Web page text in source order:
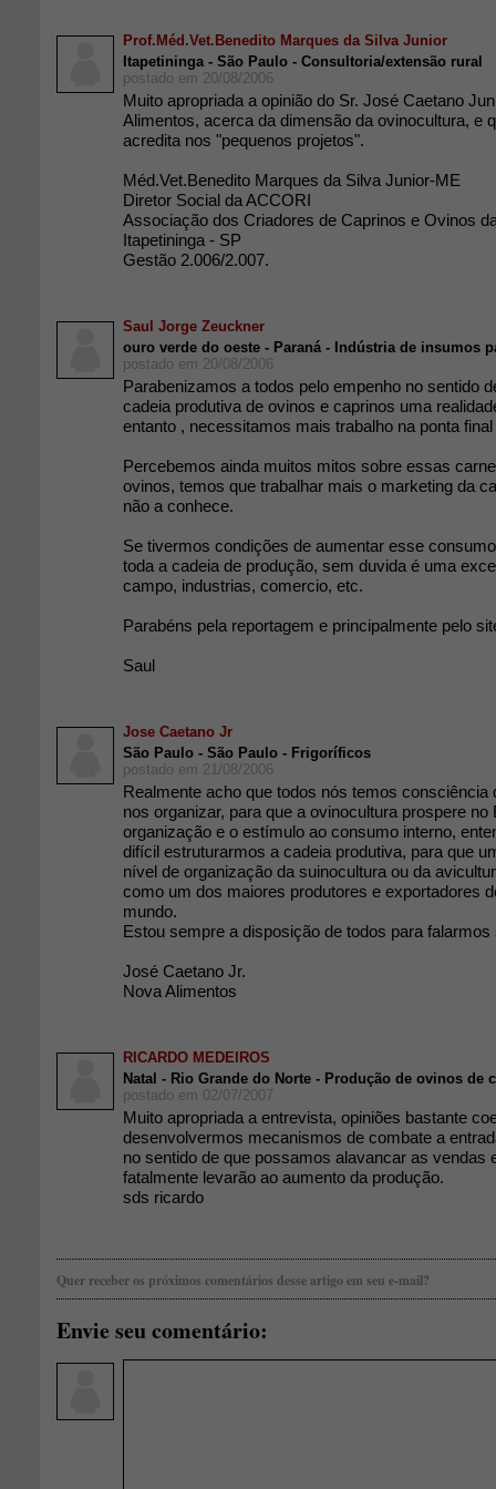
Prof.Méd.Vet.Benedito Marques da Silva Junior
Itapetininga - São Paulo - Consultoria/extensão rural
postado em 20/08/2006
Muito apropriada a opinião do Sr. José Caetano
Alimentos, acerca da dimensão da ovinocultura, e
acredita nos "pequenos projetos".
Méd.Vet.Benedito Marques da Silva Junior-ME
Diretor Social da ACCORI
Associação dos Criadores de Caprinos e Ovinos
Itapetininga - SP
Gestão 2.006/2.007.
Saul Jorge Zeuckner
ouro verde do oeste - Paraná - Indústria de insumos
postado em 20/08/2006
Parabenizamos a todos pelo empenho no sentido
cadeia produtiva de ovinos e caprinos uma
entanto , necessitamos mais trabalho na ponta
Percebemos ainda muitos mitos sobre essas
ovinos, temos que trabalhar mais o marketing da
não a conhece.
Se tivermos condições de aumentar esse
toda a cadeia de produção, sem duvida é uma
campo, industrias, comercio, etc.
Parabéns pela reportagem e principalmente pelo
Saul
Jose Caetano Jr
São Paulo - São Paulo - Frigoríficos
postado em 21/08/2006
Realmente acho que todos nós temos consciência
nos organizar, para que a ovinocultura prospere
organização e o estímulo ao consumo interno,
difícil estruturarmos a cadeia produtiva, para que
nível de organização da suinocultura ou da
como um dos maiores produtores e exportadores
mundo.
Estou sempre a disposição de todos para
José Caetano Jr.
Nova Alimentos
RICARDO MEDEIROS
Natal - Rio Grande do Norte - Produção de ovinos de
postado em 02/07/2007
Muito apropriada a entrevista, opiniões bastante
desenvolvermos mecanismos de combate a
no sentido de que possamos alavancar as vendas
fatalmente levarão ao aumento da produção.
sds ricardo
Quer receber os próximos comentários desse artigo em seu e-mail?
Envie seu comentário: